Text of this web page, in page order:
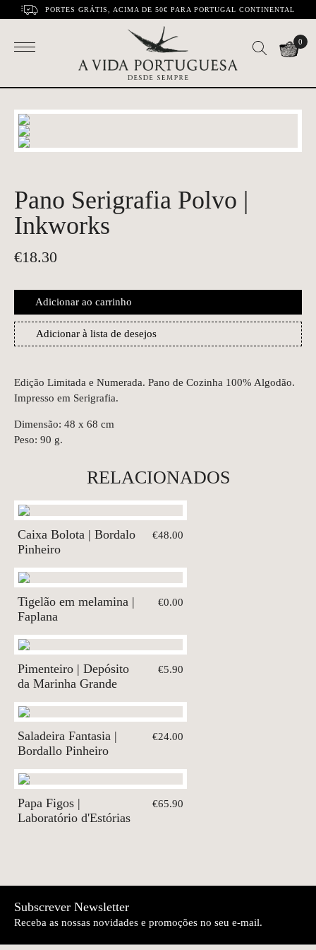
PORTES GRÁTIS, ACIMA DE 50€ PARA PORTUGAL CONTINENTAL
0
Pano Serigrafia Polvo |
Inkworks
€18.30
Adicionar ao carrinho
Adicionar à lista de desejos
Edição Limitada e Numerada. Pano de Cozinha 100% Algodão.
Impresso em Serigrafia.
Dimensão: 48 x 68 cm
Peso: 90 g.
RELACIONADOS
Caixa Bolota | Bordalo
Pinheiro
€48.00
Tigelão em melamina |
Faplana
€0.00
Pimenteiro | Depósito
da Marinha Grande
€5.90
Saladeira Fantasia |
Bordallo Pinheiro
€24.00
Papa Figos |
Laboratório d'Estórias
€65.90
Subscrever Newsletter
Receba as nossas novidades e promoções no seu e-mail.